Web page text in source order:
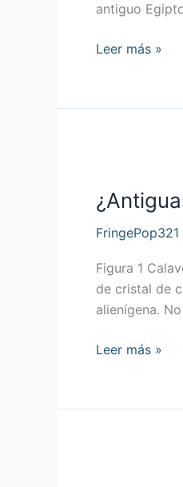
antiguo
Leer más »
Figura 1
de cristal de
alienígena.
de
Separando
la
Realidad
de
Ficción
Leer más »